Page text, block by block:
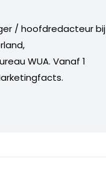
/ hoofdredacteur bij
WUA. Vanaf 1